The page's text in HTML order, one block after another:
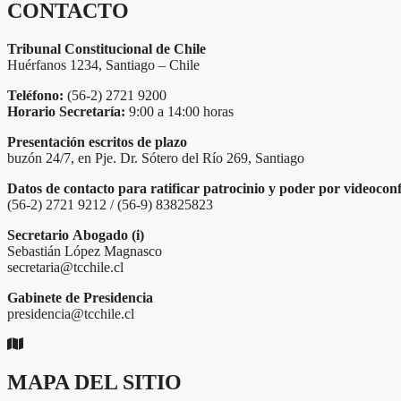
CONTACTO
Tribunal Constitucional de Chile
Huérfanos 1234, Santiago – Chile
Teléfono: (56-2) 2721 9200
Horario Secretaría: 9:00 a 14:00 horas
Presentación escritos de plazo
buzón 24/7, en Pje. Dr. Sótero del Río 269, Santiago
Datos de contacto para ratificar patrocinio y poder por
(56-2) 2721 9212 / (56-9) 83825823
Secretario Abogado (i)
Sebastián López Magnasco
secretaria@tcchile.cl
Gabinete de Presidencia
presidencia@tcchile.cl
MAPA DEL SITIO